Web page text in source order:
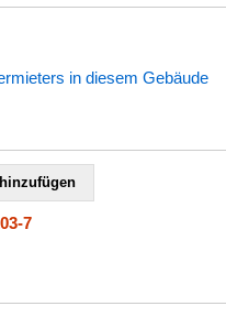
in diesem Gebäude
7